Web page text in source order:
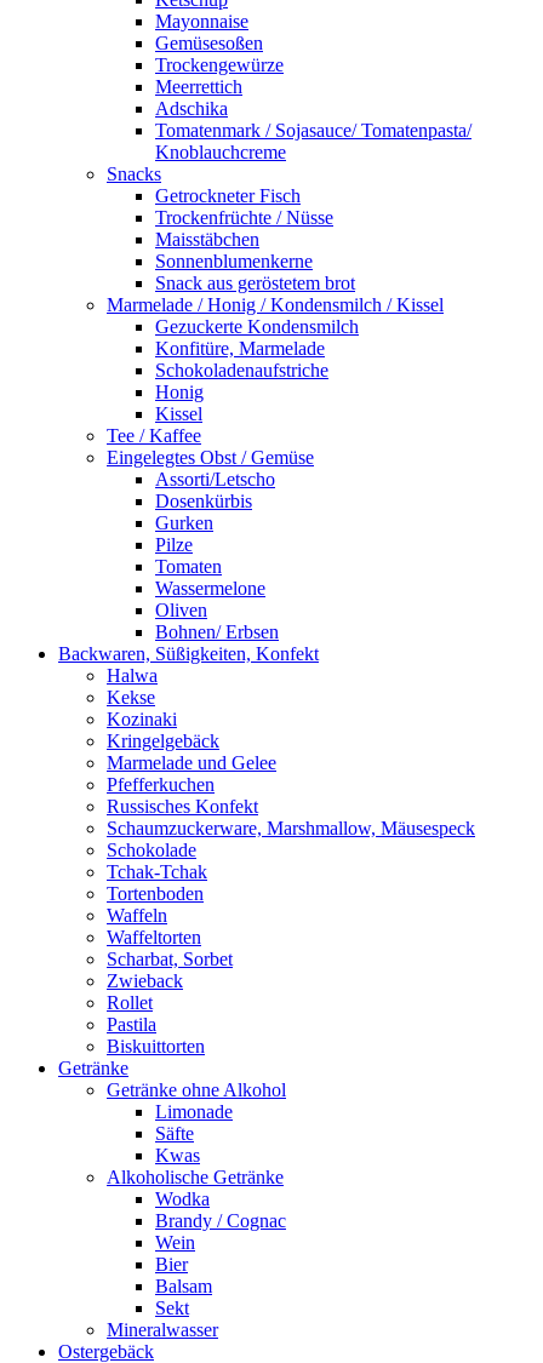
Mayonnaise
Gemüsesoßen
Trockengewürze
Meerrettich
Adschika
Tomatenmark / Sojasauce/ Tomatenpasta/
Knoblauchcreme
Snacks
Getrockneter Fisch
Trockenfrüchte / Nüsse
Maisstäbchen
Sonnenblumenkerne
Snack aus geröstetem brot
Marmelade / Honig / Kondensmilch / Kissel
Gezuckerte Kondensmilch
Konfitüre, Marmelade
Schokoladenaufstriche
Honig
Kissel
Tee / Kaffee
Eingelegtes Obst / Gemüse
Assorti/Letscho
Dosenkürbis
Gurken
Pilze
Tomaten
Wassermelone
Oliven
Bohnen/ Erbsen
Backwaren, Süßigkeiten, Konfekt
Halwa
Kekse
Kozinaki
Kringelgebäck
Marmelade und Gelee
Pfefferkuchen
Russisches Konfekt
Schaumzuckerware, Marshmallow, Mäusespeck
Schokolade
Tchak-Tchak
Tortenboden
Waffeln
Waffeltorten
Scharbat, Sorbet
Zwieback
Rollet
Pastila
Biskuittorten
Getränke
Getränke ohne Alkohol
Limonade
Säfte
Kwas
Alkoholische Getränke
Wodka
Brandy / Cognac
Wein
Bier
Balsam
Sekt
Mineralwasser
Ostergebäck